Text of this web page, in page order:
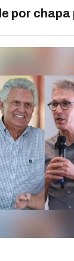
por chapa